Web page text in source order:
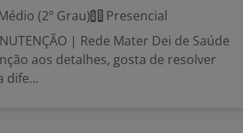
(2º Grau)
Presencial
| Rede Mater Dei de Saúde
aos detalhes, gosta de resolver
dife...